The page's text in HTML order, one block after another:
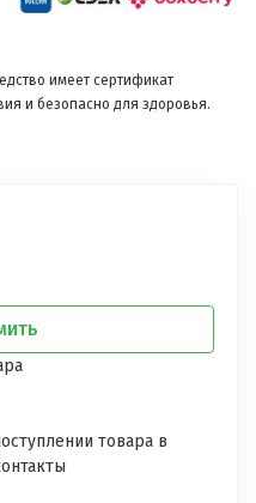
имеет сертификат
и безопасно для здоровья.
товара в